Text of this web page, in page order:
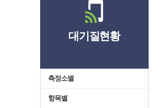
대기질현황
측정소별
항목별